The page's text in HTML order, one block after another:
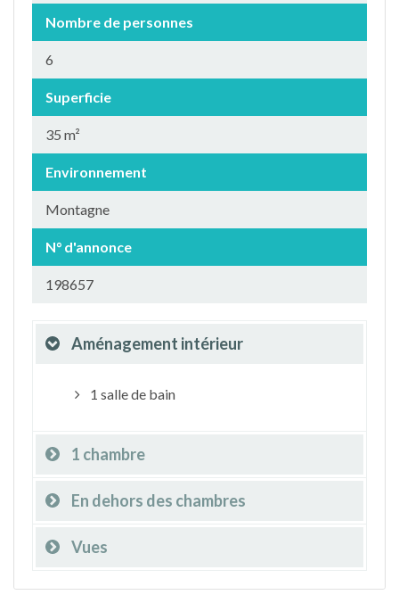
Nombre de personnes
6
Superficie
35 m²
Environnement
Montagne
N° d'annonce
198657
Aménagement intérieur
1 salle de bain
1 chambre
En dehors des chambres
Vues